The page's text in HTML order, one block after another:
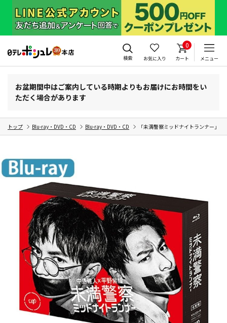
検索 お気に入り
0
カート メニュー
お盆期間中はご案内している時期よりもお届けにお時間をい
ただく場合があります
トップ Blu-ray・DVD・CD Blu-ray・DVD・CD 「未満警察ミッドナイトランナー」